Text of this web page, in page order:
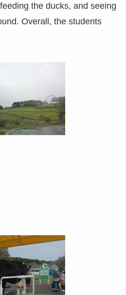
the ducks, and seeing
Overall, the students